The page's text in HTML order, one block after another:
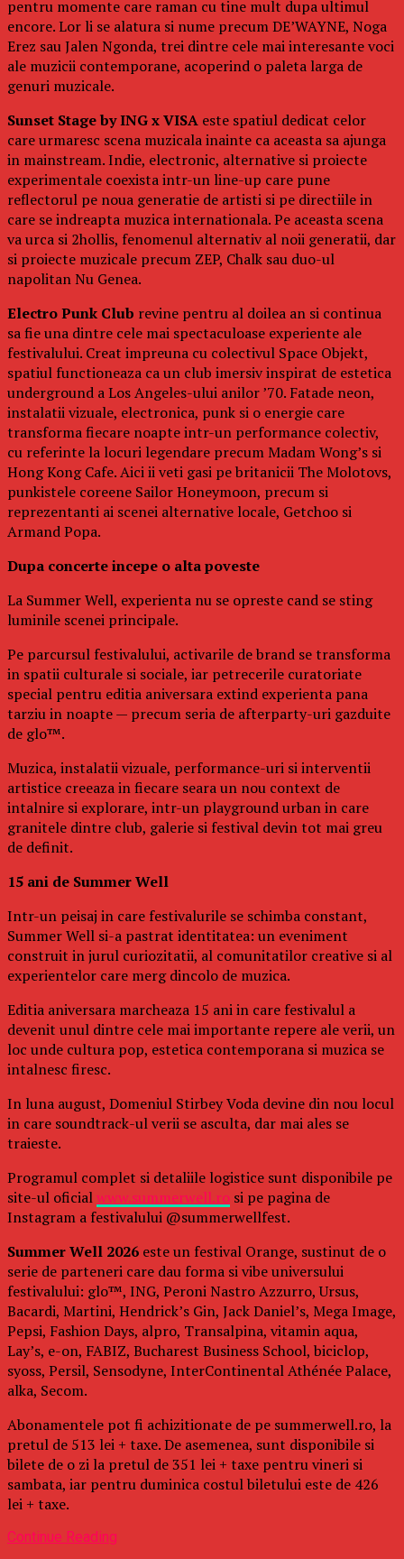
pentru momente care raman cu tine mult dupa ultimul
encore. Lor li se alatura si nume precum DE’WAYNE, Noga
Erez sau Jalen Ngonda, trei dintre cele mai interesante voci
ale muzicii contemporane, acoperind o paleta larga de
genuri muzicale.
Sunset Stage by ING x VISA este spatiul dedicat celor
care urmaresc scena muzicala inainte ca aceasta sa ajunga
in mainstream. Indie, electronic, alternative si proiecte
experimentale coexista intr-un line-up care pune
reflectorul pe noua generatie de artisti si pe directiile in
care se indreapta muzica internationala. Pe aceasta scena
va urca si 2hollis, fenomenul alternativ al noii generatii, dar
si proiecte muzicale precum ZEP, Chalk sau duo-ul
napolitan Nu Genea.
Electro Punk Club revine pentru al doilea an si continua
sa fie una dintre cele mai spectaculoase experiente ale
festivalului. Creat impreuna cu colectivul Space Objekt,
spatiul functioneaza ca un club imersiv inspirat de estetica
underground a Los Angeles-ului anilor ’70. Fatade neon,
instalatii vizuale, electronica, punk si o energie care
transforma fiecare noapte intr-un performance colectiv,
cu referinte la locuri legendare precum Madam Wong’s si
Hong Kong Cafe. Aici ii veti gasi pe britanicii The Molotovs,
punkistele coreene Sailor Honeymoon, precum si
reprezentanti ai scenei alternative locale, Getchoo si
Armand Popa.
Dupa concerte incepe o alta poveste
La Summer Well, experienta nu se opreste cand se sting
luminile scenei principale.
Pe parcursul festivalului, activarile de brand se transforma
in spatii culturale si sociale, iar petrecerile curatoriate
special pentru editia aniversara extind experienta pana
tarziu in noapte — precum seria de afterparty-uri gazduite
de glo™.
Muzica, instalatii vizuale, performance-uri si interventii
artistice creeaza in fiecare seara un nou context de
intalnire si explorare, intr-un playground urban in care
granitele dintre club, galerie si festival devin tot mai greu
de definit.
15 ani de Summer Well
Intr-un peisaj in care festivalurile se schimba constant,
Summer Well si-a pastrat identitatea: un eveniment
construit in jurul curiozitatii, al comunitatilor creative si al
experientelor care merg dincolo de muzica.
Editia aniversara marcheaza 15 ani in care festivalul a
devenit unul dintre cele mai importante repere ale verii, un
loc unde cultura pop, estetica contemporana si muzica se
intalnesc firesc.
In luna august, Domeniul Stirbey Voda devine din nou locul
in care soundtrack-ul verii se asculta, dar mai ales se
traieste.
Programul complet si detaliile logistice sunt disponibile pe
site-ul oficialwww.summerwell.ro si pe pagina de
Instagram a festivalului @summerwellfest.
Summer Well 2026 este un festival Orange, sustinut de o
serie de parteneri care dau forma si vibe universului
festivalului: glo™, ING, Peroni Nastro Azzurro, Ursus,
Bacardi, Martini, Hendrick’s Gin, Jack Daniel’s, Mega Image,
Pepsi, Fashion Days, alpro, Transalpina, vitamin aqua,
Lay’s, e-on, FABIZ, Bucharest Business School, biciclop,
syoss, Persil, Sensodyne, InterContinental Athénée Palace,
alka, Secom.
Abonamentele pot fi achizitionate de pe summerwell.ro, la
pretul de 513 lei + taxe. De asemenea, sunt disponibile si
bilete de o zi la pretul de 351 lei + taxe pentru vineri si
sambata, iar pentru duminica costul biletului este de 426
lei + taxe.
Continue Reading